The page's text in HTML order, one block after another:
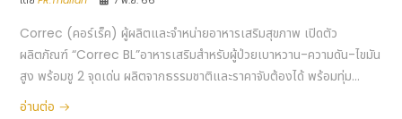
Correc (คอร์เร็ค) ผู้ผลิตและจำหน่ายอาหารเสริมสุขภาพ เปิดตัว
ผลิตภัณฑ์ “Correc BL”อาหารเสริมสำหรับผู้ป่วยเบาหวาน-ความดัน-ไขมัน
สูง พร้อมชู 2 จุดเด่น ผลิตจากธรรมชาติและราคาจับต้องได้ พร้อมทุ่ม...
อ่านต่อ